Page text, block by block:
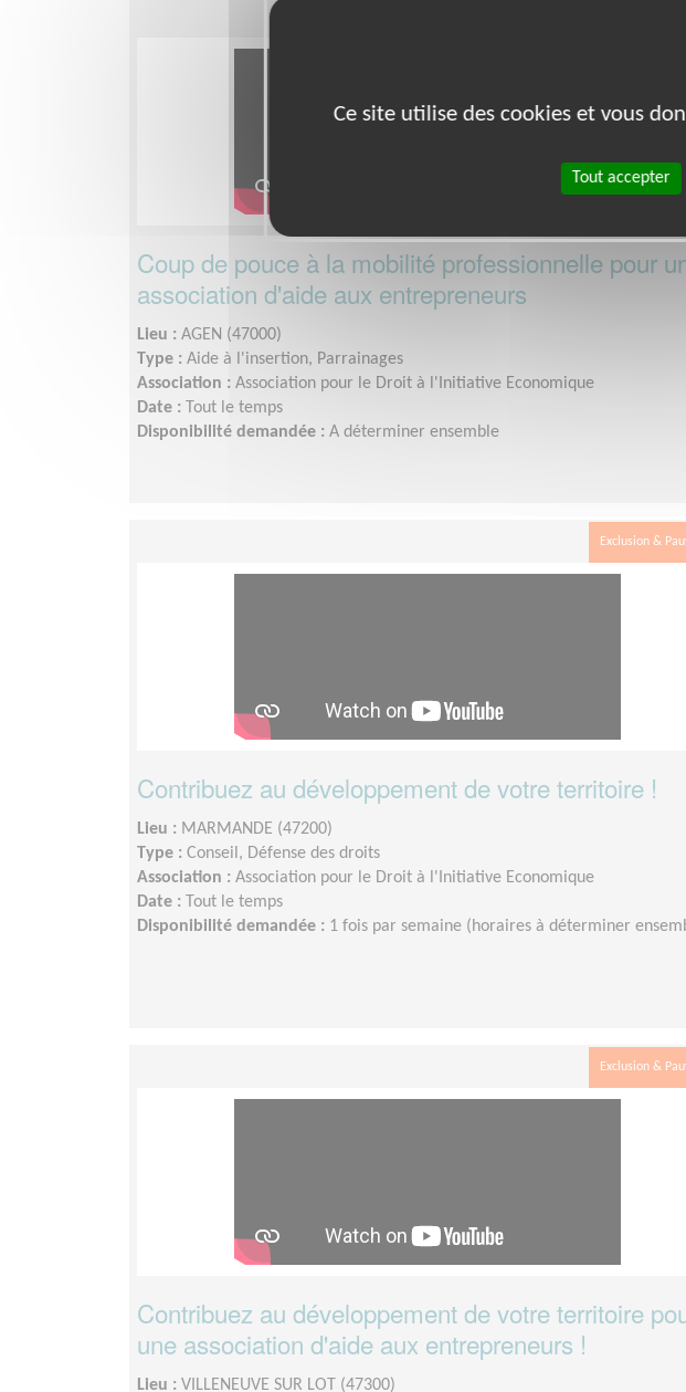
Coup de pouce à la mobilité professionnelle pour
association d'aide aux entrepreneurs
Lieu : AGEN (47000)
Type : Aide à l'insertion, Parrainages
Association : Association pour le Droit à l'Initiative Economique
Date :
Tout le temps
Disponibilité demandée : A déterminer ensemble
Exclusion &
Contribuez au développement de votre territoire !
Lieu : MARMANDE (47200)
Type : Conseil, Défense des droits
Association : Association pour le Droit à l'Initiative Economique
Date :
Tout le temps
Disponibilité demandée : 1 fois par semaine (horaires à déterminer
Exclusion &
Contribuez au développement de votre territoire
une association d'aide aux entrepreneurs !
Lieu : VILLENEUVE SUR LOT (47300)
Ce site utilise des cookies et vous
Tout accepter